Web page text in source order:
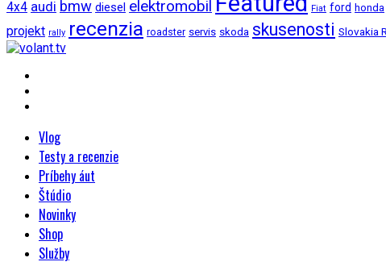
4x4 audi bmw diesel elektromobil Fiat ford honda
projekt rally recenzia roadster servis skoda skusenosti Slovakia
Vlog
Testy a recenzie
Príbehy áut
Štúdio
Novinky
Shop
Služby